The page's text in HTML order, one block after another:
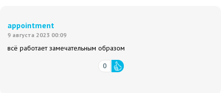
appointment
9 августа 2023 00:09
всё работает замечательным образом
0